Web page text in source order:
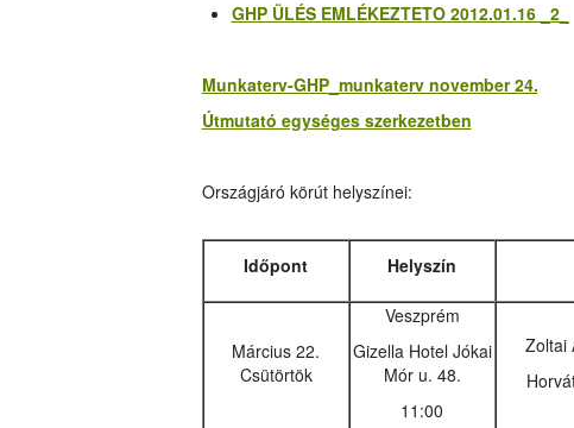
GHP ÜLÉS EMLÉKEZTETO 2012.01.16 _2_
Munkaterv-GHP_munkaterv november 24.
Útmutató egységes szerkezetben
Országjáró körút helyszínei:
Időpont Helyszín
Március 22.
Csütörtök
Veszprém
Gizella Hotel Jókai
Mór u. 48.
11:00
Zoltai